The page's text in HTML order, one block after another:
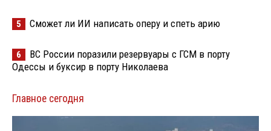
5 Сможет ли ИИ написать оперу и спеть арию
6
ВС России поразили резервуары с ГСМ в порту
Одессы и буксир в порту Николаева
Главное сегодня